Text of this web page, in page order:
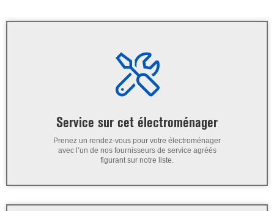
Service sur cet électroménager
Prenez un rendez-vous pour votre électroménager
avec l’un de nos fournisseurs de service agréés
figurant sur notre liste.